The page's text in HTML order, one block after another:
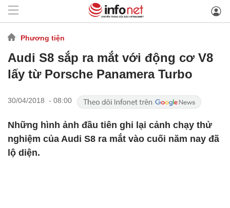
Phương tiện
Audi S8 sắp ra mắt với động cơ V8
lấy từ Porsche Panamera Turbo
30/04/2018 - 08:00
Những hình ảnh đầu tiên ghi lại cảnh chạy thử
nghiệm của Audi S8 ra mắt vào cuối năm nay đã
lộ diện.